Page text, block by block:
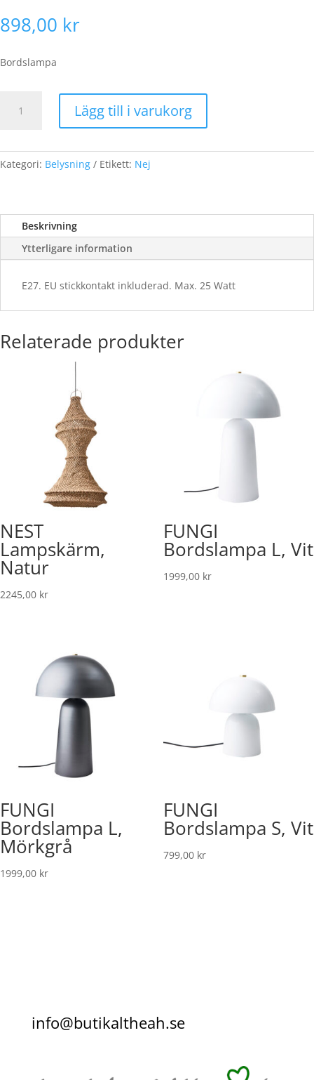
898,00 kr
Bordslampa
Bordslampa
mängd
Lägg till i varukorg
Kategori: Belysning Etikett: Nej
Beskrivning
Ytterligare information
E27. EU stickkontakt inkluderad. Max. 25 Watt
Relaterade produkter
NEST
Lampskärm,
Natur
2245,00 kr
FUNGI
Bordslampa L, Vit
1999,00 kr
FUNGI
Bordslampa L,
Mörkgrå
1999,00 kr
FUNGI
Bordslampa S, Vit
799,00 kr
info@butikaltheah.se